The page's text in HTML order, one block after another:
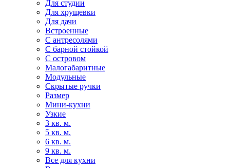
Для студии
Для хрущевки
Для дачи
Встроенные
С антресолями
С барной стойкой
С островом
Малогабаритные
Модульные
Скрытые ручки
Размер
Мини-кухни
Узкие
3 кв. м.
5 кв. м.
6 кв. м.
9 кв. м.
Все для кухни